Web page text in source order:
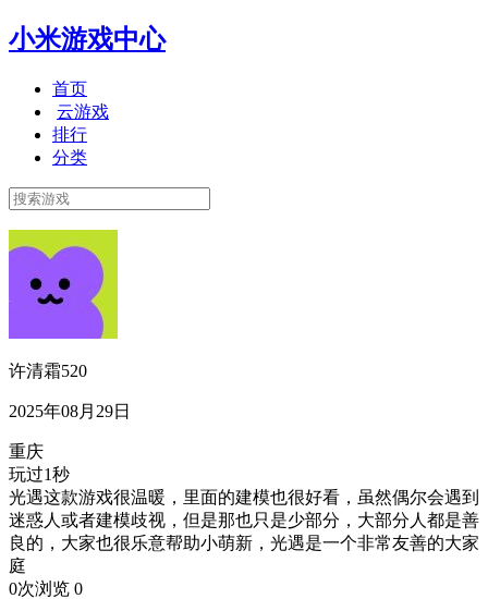
小米游戏中心
首页
云游戏
排行
分类
许清霜520
2025年08月29日
重庆
玩过1秒
光遇这款游戏很温暖，里面的建模也很好看，虽然偶尔会遇到
迷惑人或者建模歧视，但是那也只是少部分，大部分人都是善
良的，大家也很乐意帮助小萌新，光遇是一个非常友善的大家
庭
0次浏览 0